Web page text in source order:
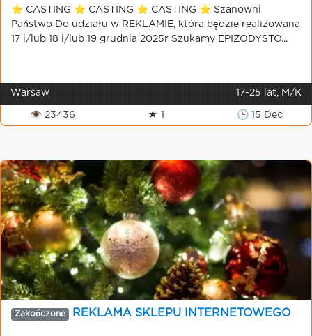
⭐️ CASTING ⭐️ CASTING ⭐️ CASTING ⭐️ Szanowni
Państwo Do udziału w REKLAMIE, która będzie realizowana
17 i/lub 18 i/lub 19 grudnia 2025r Szukamy EPIZODYSTO...
Warsaw 17-25 lat, M/K
👁 23436 ★ 1 🕒 15 Dec
Zakończone REKLAMA SKLEPU INTERNETOWEGO